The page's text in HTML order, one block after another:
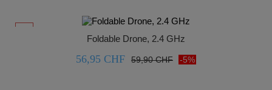
Foldable Drone, 2.4 GHz
56,95 CHF 59,90 CHF -5%